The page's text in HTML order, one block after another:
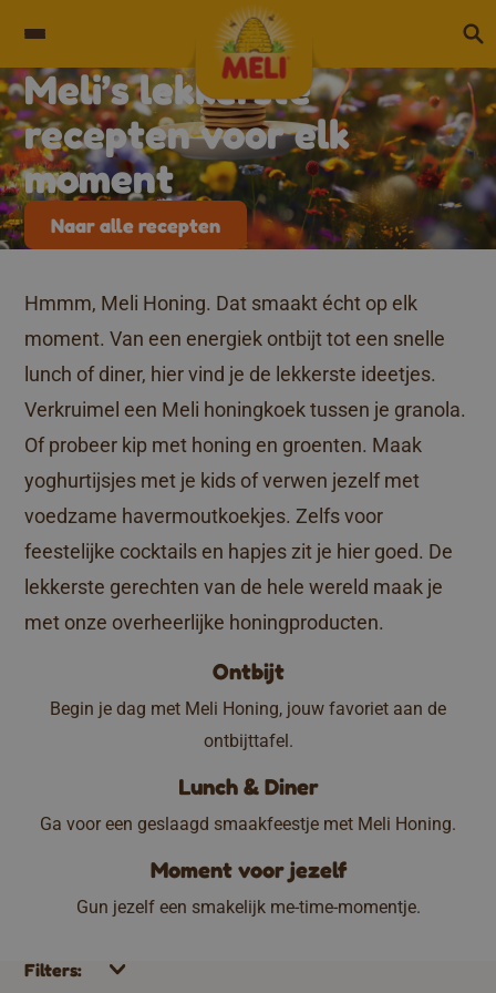
Archives:Recepten
Meli’s lekkerste
recepten voor elk
moment
Naar alle recepten
Hmmm, Meli Honing. Dat smaakt écht op elk
moment. Van een energiek ontbijt tot een snelle
lunch of diner, hier vind je de lekkerste ideetjes.
Verkruimel een Meli honingkoek tussen je granola.
Of probeer kip met honing en groenten. Maak
yoghurtijsjes met je kids of verwen jezelf met
voedzame havermoutkoekjes. Zelfs voor
feestelijke cocktails en hapjes zit je hier goed. De
lekkerste gerechten van de hele wereld maak je
met onze overheerlijke honingproducten.
Ontbijt
Begin je dag met Meli Honing, jouw favoriet aan de
ontbijttafel.
Lunch & Diner
Ga voor een geslaagd smaakfeestje met Meli Honing.
Moment voor jezelf
Gun jezelf een smakelijk me-time-momentje.
Filters: